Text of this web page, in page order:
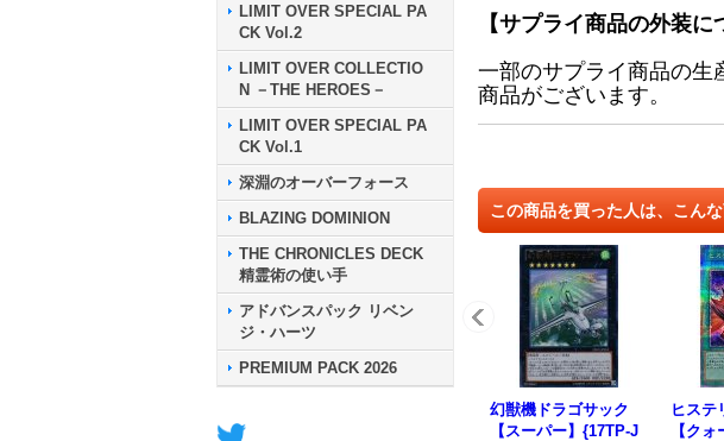
LIMIT OVER SPECIAL PA
CK Vol.2
LIMIT OVER COLLECTIO
N －THE HEROES－
LIMIT OVER SPECIAL PA
CK Vol.1
深淵のオーバーフォース
BLAZING DOMINION
THE CHRONICLES DECK
精霊術の使い手
アドバンスパック リベン
ジ・ハーツ
PREMIUM PACK 2026
【サプライ商品の外装に
一部のサプライ商品の生
商品がございます。
この商品を買った人は、こん
幻獣機ドラゴサック
【スーパー】{17TP-J
ヒステ
【ク